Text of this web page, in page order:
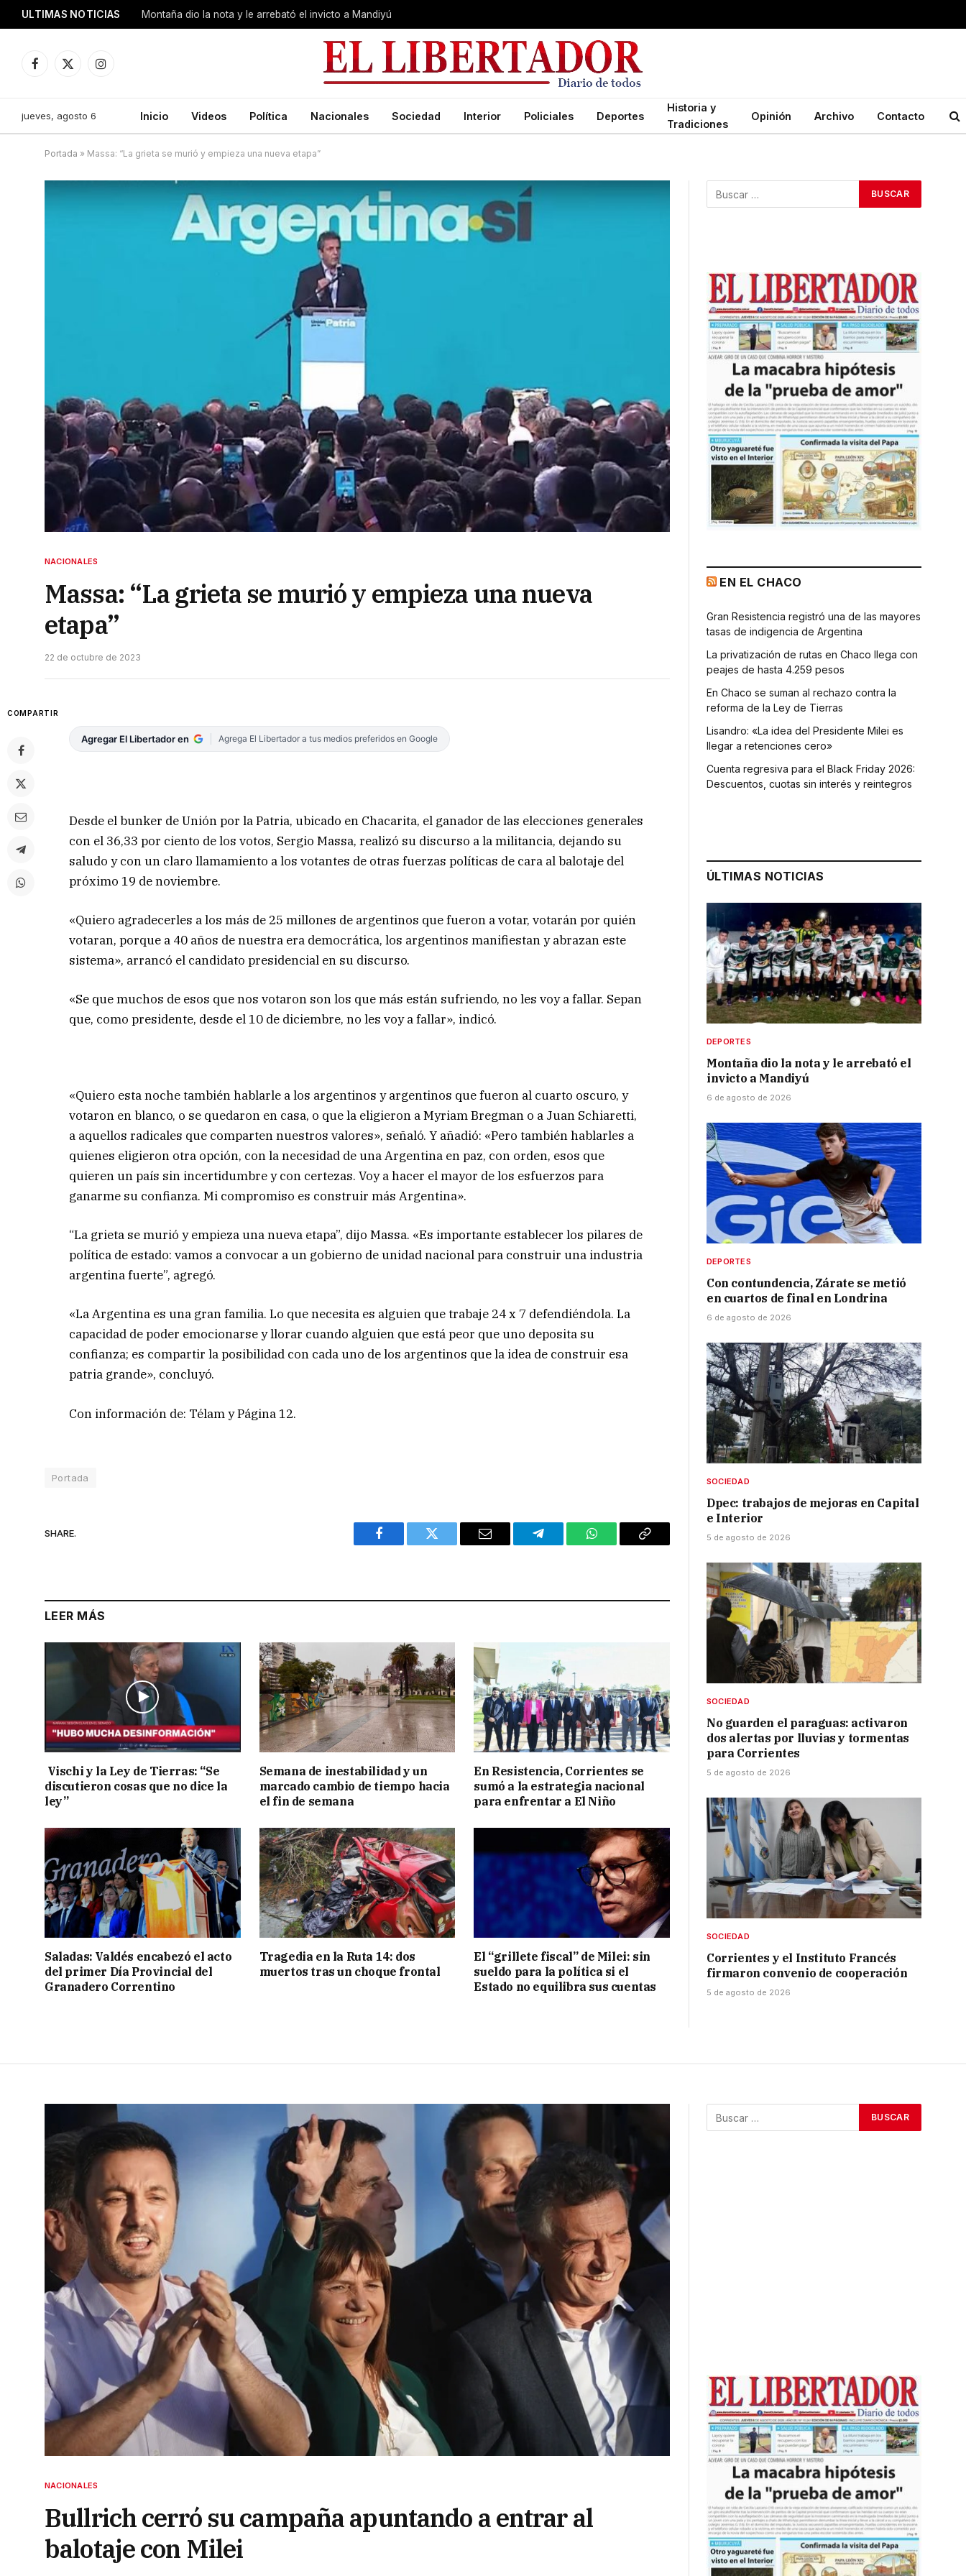
ULTIMAS NOTICIAS Montaña dio la nota y le arrebató el invicto a Mandiyú
Facebook
X
Instagram
jueves, agosto 6 Inicio Videos Política Nacionales Sociedad Interior Policiales Deportes
Historia y
Tradiciones
Opinión Archivo Contacto
Portada » Massa: “La grieta se murió y empieza una nueva etapa”
NACIONALES
Massa: “La grieta se murió y empieza una nueva
etapa”
22 de octubre de 2023
COMPARTIR
Agregar El Libertador en Agrega El Libertador a tus medios preferidos en Google
Desde el bunker de Unión por la Patria, ubicado en Chacarita, el ganador de las elecciones generales
con el 36,33 por ciento de los votos, Sergio Massa, realizó su discurso a la militancia, dejando su
saludo y con un claro llamamiento a los votantes de otras fuerzas políticas de cara al balotaje del
próximo 19 de noviembre.
«Quiero agradecerles a los más de 25 millones de argentinos que fueron a votar, votarán por quién
votaran, porque a 40 años de nuestra era democrática, los argentinos manifiestan y abrazan este
sistema», arrancó el candidato presidencial en su discurso.
«Se que muchos de esos que nos votaron son los que más están sufriendo, no les voy a fallar. Sepan
que, como presidente, desde el 10 de diciembre, no les voy a fallar», indicó.
«Quiero esta noche también hablarle a los argentinos y argentinos que fueron al cuarto oscuro, y
votaron en blanco, o se quedaron en casa, o que la eligieron a Myriam Bregman o a Juan Schiaretti,
a aquellos radicales que comparten nuestros valores», señaló. Y añadió: «Pero también hablarles a
quienes eligieron otra opción, con la necesidad de una Argentina en paz, con orden, esos que
quieren un país sin incertidumbre y con certezas. Voy a hacer el mayor de los esfuerzos para
ganarme su confianza. Mi compromiso es construir más Argentina».
“La grieta se murió y empieza una nueva etapa”, dijo Massa. «Es importante establecer los pilares de
política de estado: vamos a convocar a un gobierno de unidad nacional para construir una industria
argentina fuerte”, agregó.
«La Argentina es una gran familia. Lo que necesita es alguien que trabaje 24 x 7 defendiéndola. La
capacidad de poder emocionarse y llorar cuando alguien que está peor que uno deposita su
confianza; es compartir la posibilidad con cada uno de los argentinos que la idea de construir esa
patria grande», concluyó.
Con información de: Télam y Página 12.
Portada
SHARE.
Facebook Twitter Email Telegram WhatsAppCopy
LEER MÁS
Vischi y la Ley de Tierras: “Se
discutieron cosas que no dice la
ley”
Semana de inestabilidad y un
marcado cambio de tiempo hacia
el fin de semana
En Resistencia, Corrientes se
sumó a la estrategia nacional
para enfrentar a El Niño
Saladas: Valdés encabezó el acto
del primer Día Provincial del
Granadero Correntino
Tragedia en la Ruta 14: dos
muertos tras un choque frontal
El “grillete fiscal” de Milei: sin
sueldo para la política si el
Estado no equilibra sus cuentas
EN EL CHACO
Gran Resistencia registró una de las mayores
tasas de indigencia de Argentina
La privatización de rutas en Chaco llega con
peajes de hasta 4.259 pesos
En Chaco se suman al rechazo contra la
reforma de la Ley de Tierras
Lisandro: «La idea del Presidente Milei es
llegar a retenciones cero»
Cuenta regresiva para el Black Friday 2026:
Descuentos, cuotas sin interés y reintegros
ÚLTIMAS NOTICIAS
DEPORTES
Montaña dio la nota y le arrebató el
invicto a Mandiyú
6 de agosto de 2026
DEPORTES
Con contundencia, Zárate se metió
en cuartos de final en Londrina
6 de agosto de 2026
SOCIEDAD
Dpec: trabajos de mejoras en Capital
e Interior
5 de agosto de 2026
SOCIEDAD
No guarden el paraguas: activaron
dos alertas por lluvias y tormentas
para Corrientes
5 de agosto de 2026
SOCIEDAD
Corrientes y el Instituto Francés
firmaron convenio de cooperación
5 de agosto de 2026
NACIONALES
Bullrich cerró su campaña apuntando a entrar al
balotaje con Milei